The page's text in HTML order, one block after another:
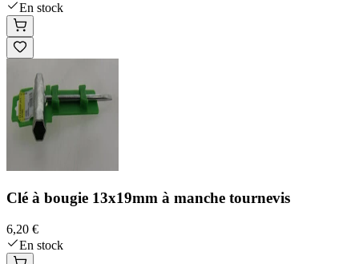
En stock
Clé à bougie 13x19mm à manche tournevis
6,20 €
En stock